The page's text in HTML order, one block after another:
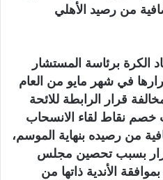
من رصيد الأهلي
الكرة برئاسة المستشار
في شهر مايو من العام
قرار الرابطة للائحة
نقاط لقاء الانسحاب
من رصيده بنهاية الموسم،
بسبب تحصين مجلس
بموافقة الأندية ذاتها من